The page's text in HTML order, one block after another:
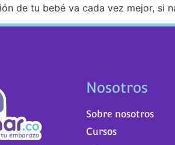
de tu bebé va cada vez mejor, si
Nosotros
Sobre nosotros
Cursos